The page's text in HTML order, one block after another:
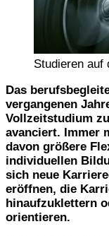
Studieren auf
Das
vergangenen
Vollzeitstudium
avanciert. Immer
davon größere
individuellen
sich neue
eröffnen, die
hinaufzuklettern
orientieren.